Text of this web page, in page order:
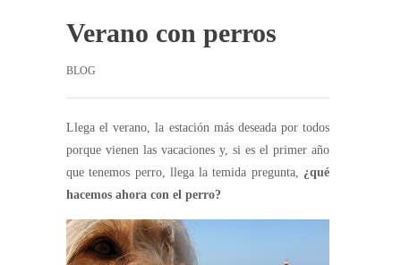
Verano con perros
BLOG
Llega el verano, la estación más deseada por todos
porque vienen las vacaciones y, si es el primer año
que tenemos perro, llega la temida pregunta, ¿qué
hacemos ahora con el perro?